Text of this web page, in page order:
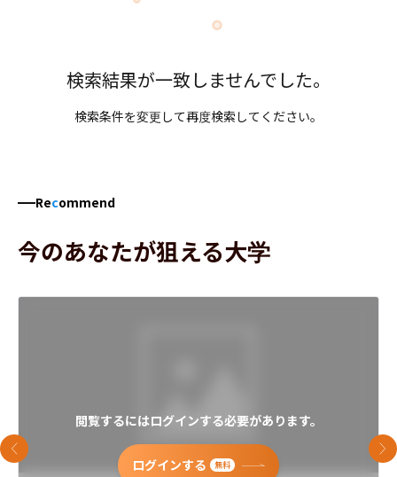
検索結果が一致しませんでした。
検索条件を変更して再度検索してください。
Recommend
今のあなたが狙える大学
閲覧するにはログインする必要があります。
ログインする 無料
前のスライド 次